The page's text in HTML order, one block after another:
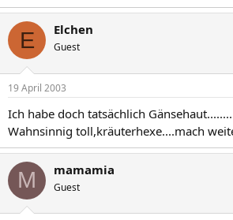
E Elchen
Guest
19 April 2003
Ich habe doch tatsächlich
Wahnsinnig toll,kräuterhexe....mach
M mamamia
Guest